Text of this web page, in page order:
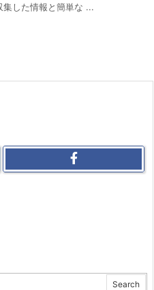
集した情報と簡単な ...